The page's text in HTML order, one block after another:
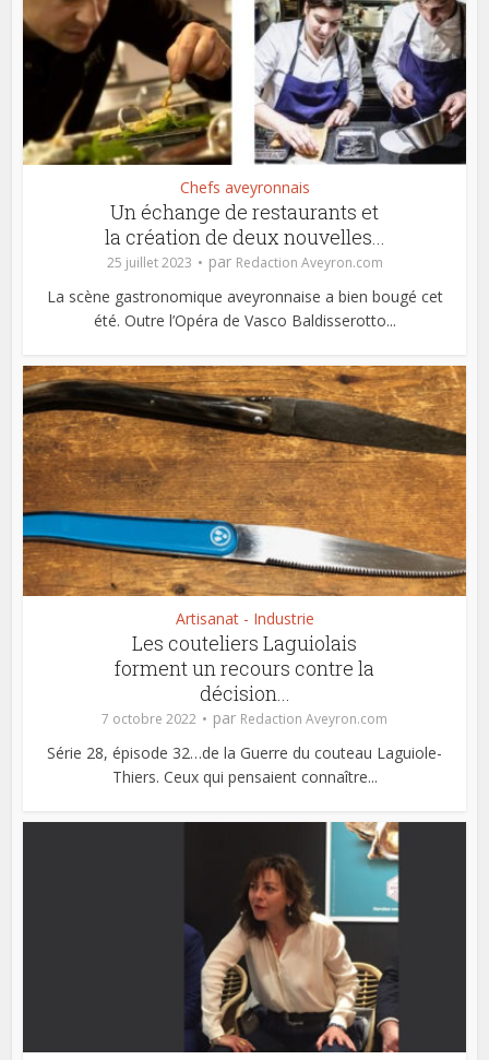
Chefs aveyronnais
Un échange de restaurants et
la création de deux nouvelles...
25 juillet 2023 par Redaction Aveyron.com
La scène gastronomique aveyronnaise a bien bougé cet
été. Outre l’Opéra de Vasco Baldisserotto...
Artisanat - Industrie
Les couteliers Laguiolais
forment un recours contre la
décision...
7 octobre 2022 par Redaction Aveyron.com
Série 28, épisode 32…de la Guerre du couteau Laguiole-
Thiers. Ceux qui pensaient connaître...